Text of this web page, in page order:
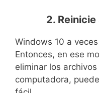
2.
Windows 10 a
Entonces, en ese
eliminar los
computadora,